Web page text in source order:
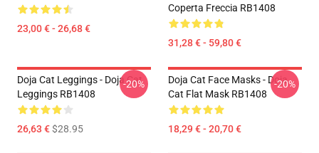
23,00 € - 26,68 €
Coperta Freccia RB1408
31,28 € - 59,80 €
Doja Cat Leggings - Doja Cat
Leggings RB1408
26,63 €$28.95
-20%
Doja Cat Face Masks - Doja
Cat Flat Mask RB1408
18,29 € - 20,70 €
-20%